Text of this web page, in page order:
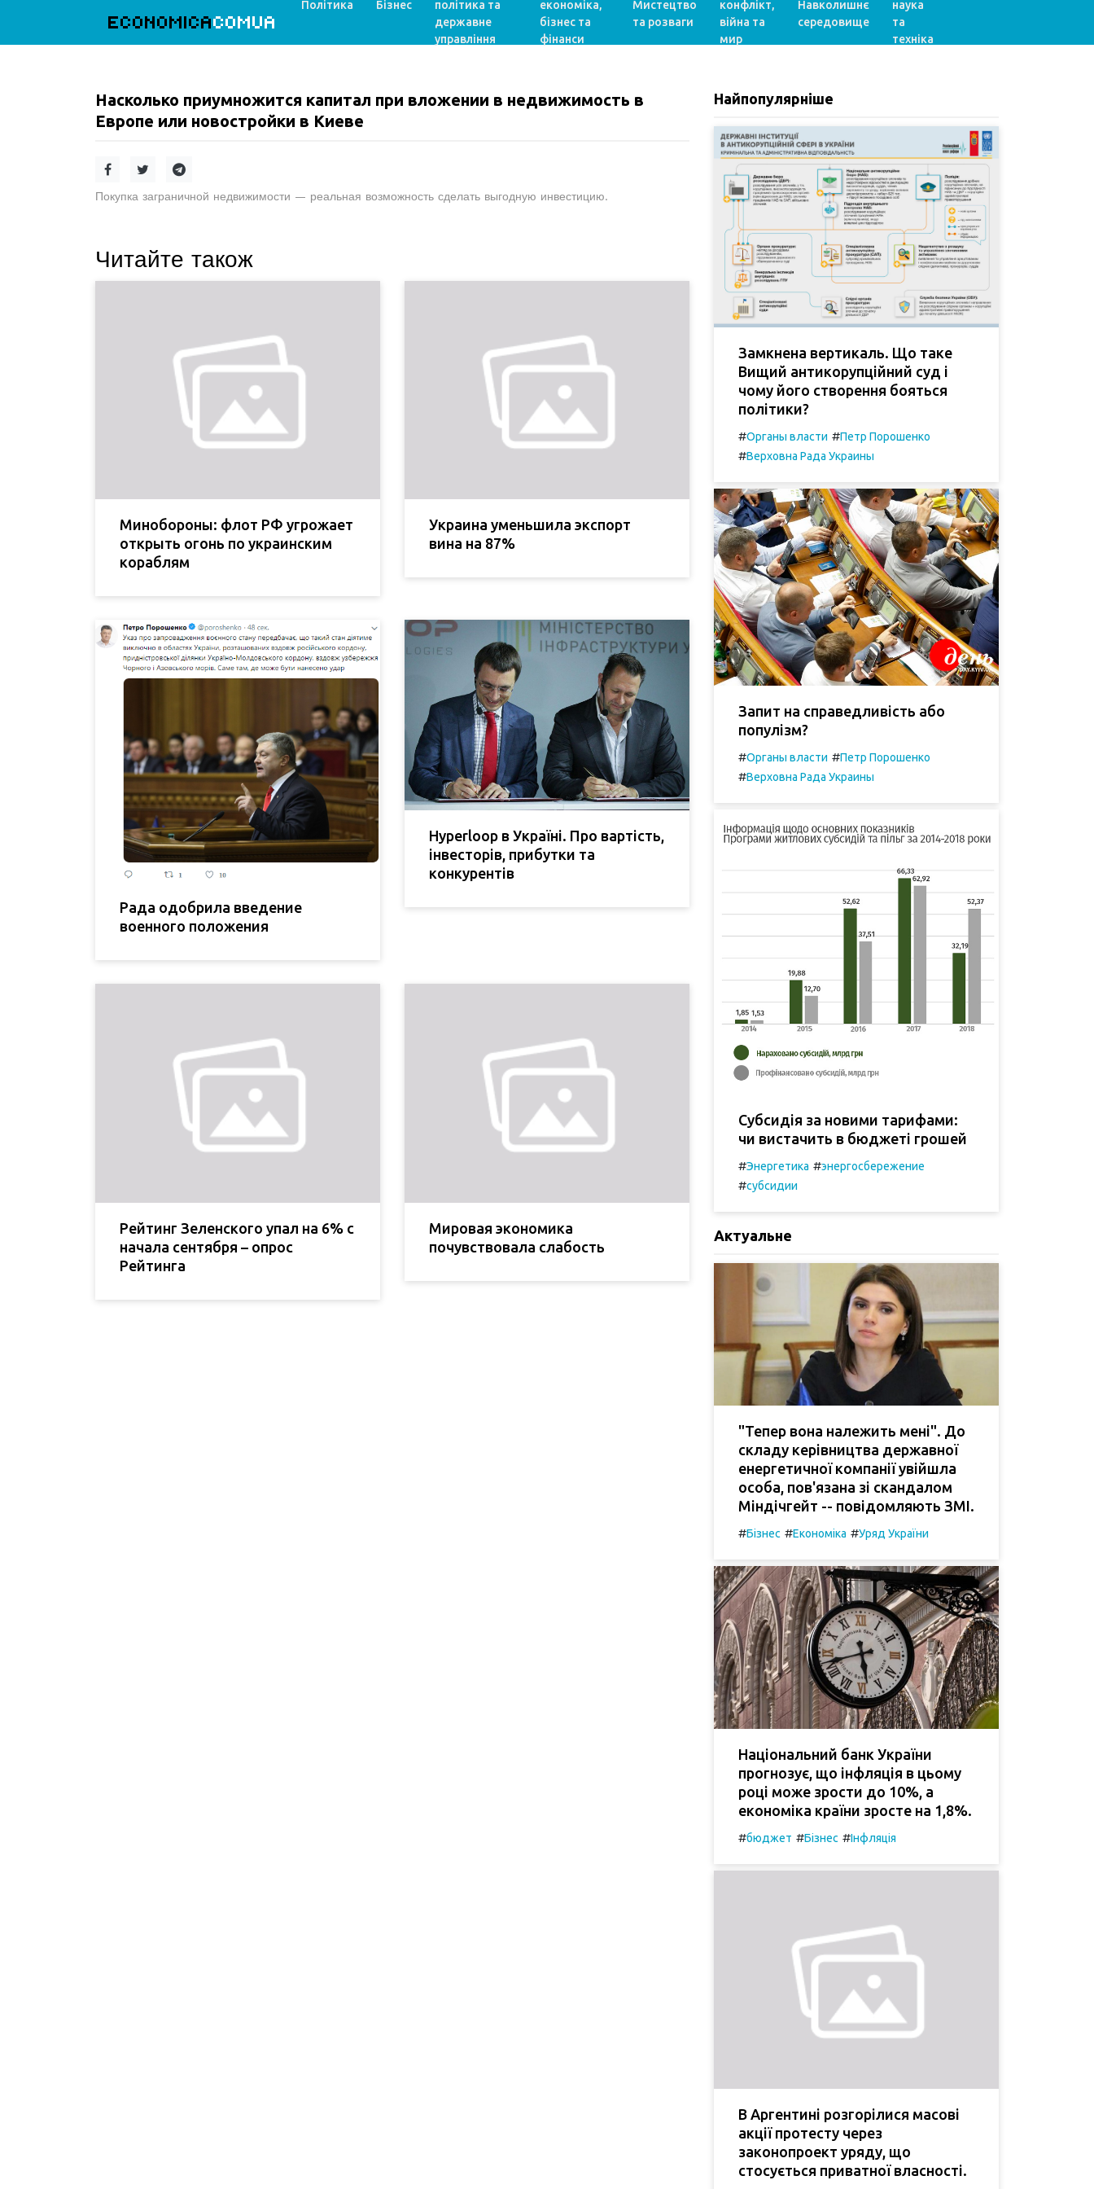
ECONOMICACOMUA
Політика Бізнес
політика та
державне
управління
економіка,
бізнес та
фінанси
Мистецтво
та розваги
конфлікт,
війна та
мир
Навколишнє
середовище
наука
та
техніка
Насколько приумножится капитал при вложении в недвижимость в
Европе или новостройки в Киеве
Покупка заграничной недвижимости — реальная возможность сделать выгодную инвестицию.
Читайте також
Минобороны: флот РФ угрожает
открыть огонь по украинским
кораблям
Украина уменьшила экспорт
вина на 87%
Рада одобрила введение
военного положения
Hyperloop в Україні. Про вартість,
інвесторів, прибутки та
конкурентів
Рейтинг Зеленского упал на 6% с
начала сентября – опрос
Рейтинга
Мировая экономика
почувствовала слабость
Найпопулярніше
Замкнена вертикаль. Що таке
Вищий антикорупційний суд і
чому його створення бояться
політики?
#Органы власти #Петр Порошенко
#Верховна Рада Украины
Запит на справедливість або
популізм?
#Органы власти #Петр Порошенко
#Верховна Рада Украины
Субсидія за новими тарифами:
чи вистачить в бюджеті грошей
#Энергетика #энергосбережение
#субсидии
Актуальне
"Тепер вона належить мені". До
складу керівництва державної
енергетичної компанії увійшла
особа, пов'язана зі скандалом
Міндічгейт -- повідомляють ЗМІ.
#Бізнес #Економіка #Уряд України
Національний банк України
прогнозує, що інфляція в цьому
році може зрости до 10%, а
економіка країни зросте на 1,8%.
#бюджет #Бізнес #Інфляція
В Аргентині розгорілися масові
акції протесту через
законопроект уряду, що
стосується приватної власності.